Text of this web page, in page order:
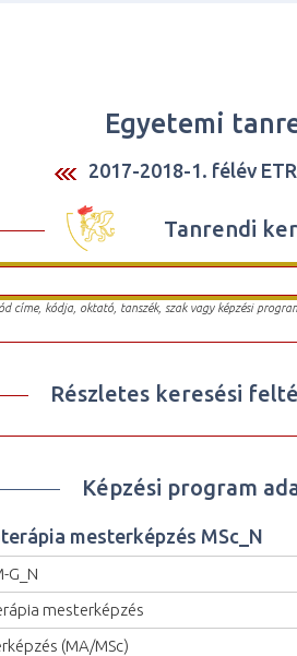
Egyetemi
2017-2018-1. félév
Tanrendi
címe, kódja, oktató, tanszék, szak vagy képzési
Részletes keresési
Képzési program
mesterképzés MSc_N
G_N
mesterképzés
(MA/MSc)